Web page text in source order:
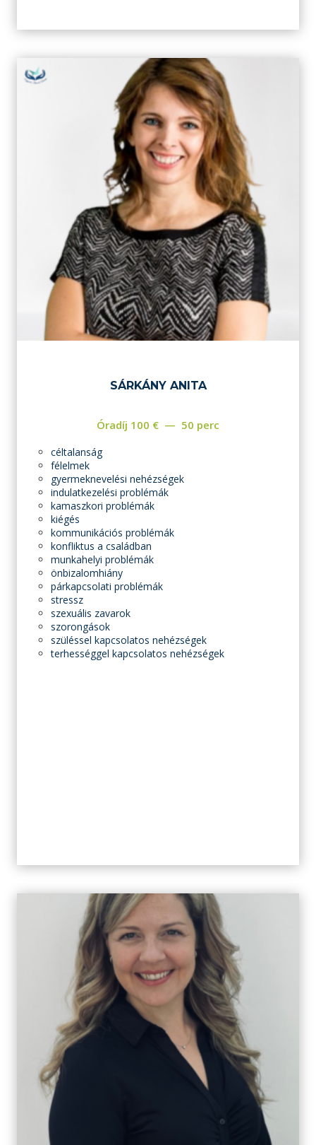
SÁRKÁNY ANITA
Óradíj 100 € 50 perc
céltalanság
félelmek
gyermeknevelési nehézségek
indulatkezelési problémák
kamaszkori problémák
kiégés
kommunikációs problémák
konfliktus a családban
munkahelyi problémák
önbizalomhiány
párkapcsolati problémák
stressz
szexuális zavarok
szorongások
szüléssel kapcsolatos nehézségek
terhességgel kapcsolatos nehézségek